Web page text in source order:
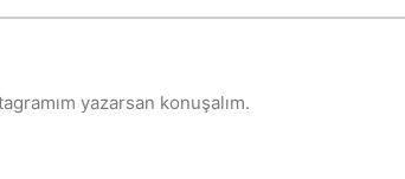
yazarsan konuşalım.